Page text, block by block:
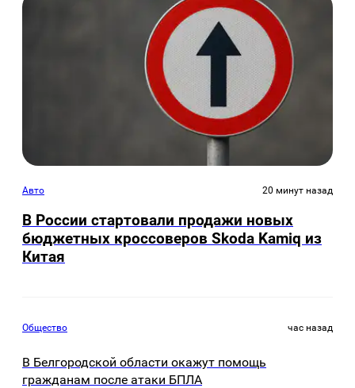
Авто 20 минут назад
В России стартовали продажи новых
бюджетных кроссоверов Skoda Kamiq из
Китая
Общество час назад
В Белгородской области окажут помощь
гражданам после атаки БПЛА